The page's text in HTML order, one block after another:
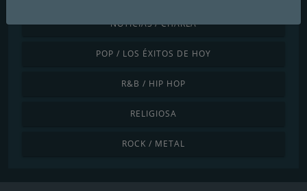
NOTICIAS / CHARLA
POP / LOS ÉXITOS DE HOY
R&B / HIP HOP
RELIGIOSA
ROCK / METAL